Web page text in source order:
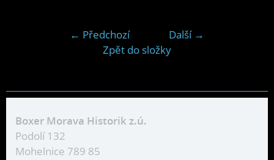
← Předchozí
Další →
Zpět do složky
Boxer Morava Historik z.ú.
Podolí 132
Mohelnice 789 85